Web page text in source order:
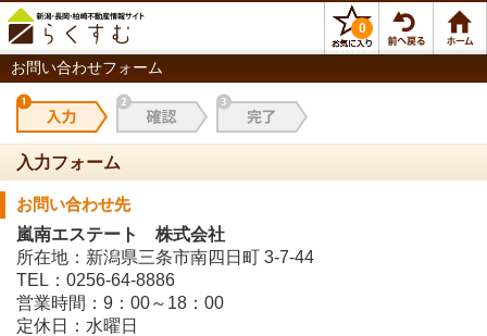
0
お問い合わせフォーム
入力フォーム
お問い合わせ先
嵐南エステート 株式会社
所在地：新潟県三条市南四日町 3-7-44
TEL：0256-64-8886
営業時間：9：00～18：00
定休日：水曜日